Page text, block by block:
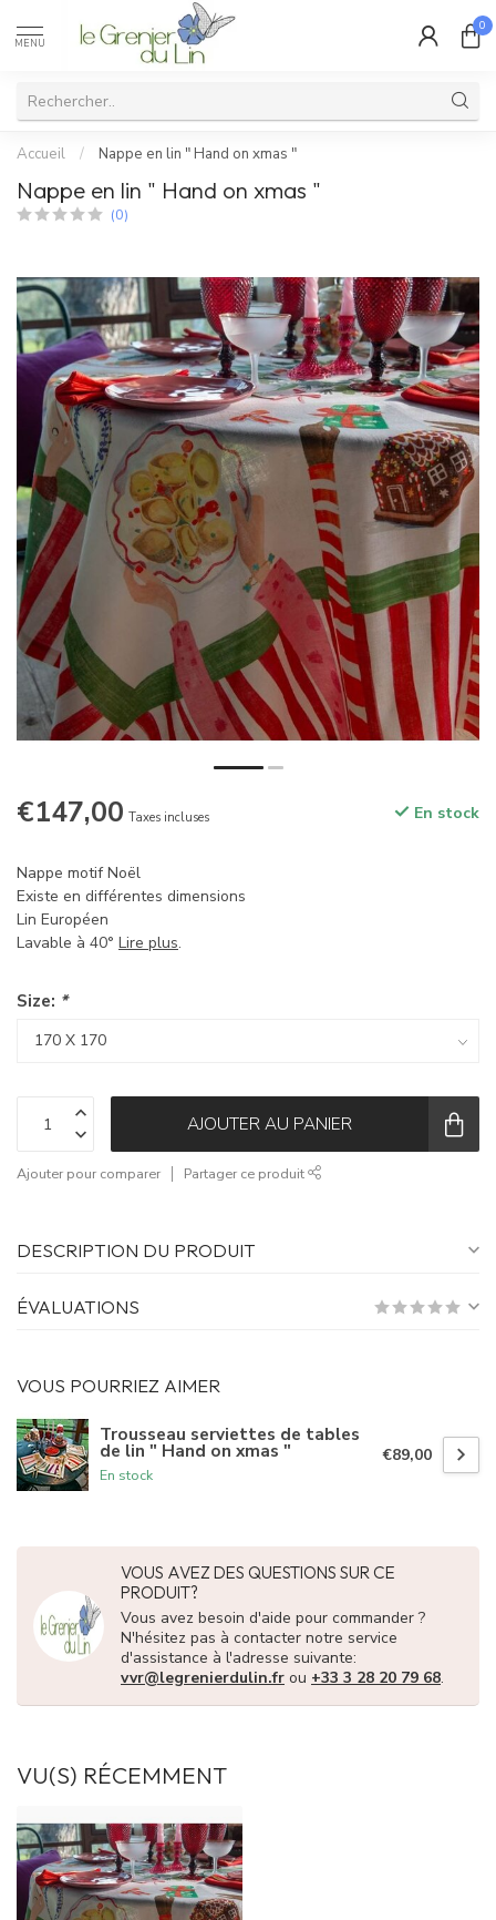
MENU
0
Accueil / Nappe en lin " Hand on xmas "
Nappe en lin " Hand on xmas "
(0)
€147,00 Taxes incluses En stock
Nappe motif Noël
Existe en différentes dimensions
Lin Européen
Lavable à 40° Lire plus.
Size: *
AJOUTER AU PANIER
Ajouter pour comparer Partager ce produit
DESCRIPTION DU PRODUIT
ÉVALUATIONS
VOUS POURRIEZ AIMER
Trousseau serviettes de tables
de lin " Hand on xmas "
En stock
€89,00
VOUS AVEZ DES QUESTIONS SUR CE
PRODUIT?
Vous avez besoin d'aide pour commander ?
N'hésitez pas à contacter notre service
d'assistance à l'adresse suivante:
vvr@legrenierdulin.fr ou +33 3 28 20 79 68.
VU(S) RÉCEMMENT